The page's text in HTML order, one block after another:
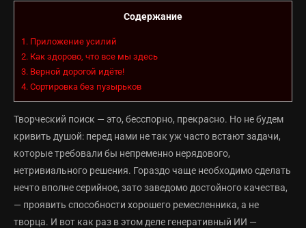
Содержание
1. Приложение усилий
2. Как здорово, что все мы здесь
3. Верной дорогой идёте!
4. Сортировка без пузырьков
Творческий поиск — это, бесспорно, прекрасно. Но не будем
кривить душой: перед нами не так уж часто встают задачи,
которые требовали бы непременно нерядового,
нетривиального решения. Гораздо чаще необходимо сделать
нечто вполне серийное, зато заведомо достойного качества,
— проявить способности хорошего ремесленника, а не
творца. И вот как раз в этом деле генеративный ИИ —